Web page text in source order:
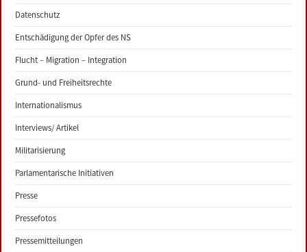
Datenschutz
Entschädigung der Opfer des NS
Flucht – Migration – Integration
Grund- und Freiheitsrechte
Internationalismus
Interviews/ Artikel
Militarisierung
Parlamentarische Initiativen
Presse
Pressefotos
Pressemitteilungen